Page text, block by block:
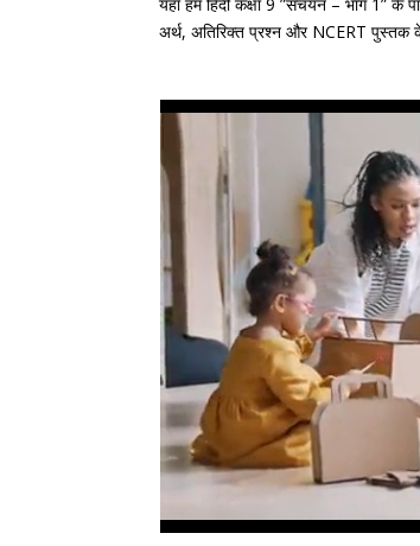
अर्थ, अतिरिक्त प्रश्न और NCERT पुस्तक